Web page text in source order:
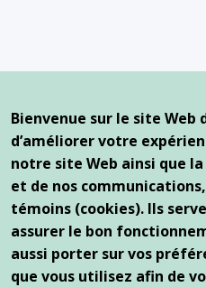
Nos bureaux
Complexe de santé Reine
2100, avenue Marlowe,
Montréal (Québec) H4A
1250, boulevard Saint-
Montréal (Québec) H2J 1L8
Bienvenue sur le site Web
d’améliorer votre
notre site Web ainsi que
et de nos
témoins (cookies). Ils
assurer le bon
aussi porter sur vos
que vous utilisez afin de